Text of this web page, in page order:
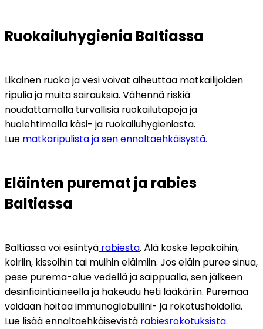
Ruokailuhygienia Baltiassa
Likainen ruoka ja vesi voivat aiheuttaa matkailijoiden
ripulia ja muita sairauksia. Vähennä riskiä
noudattamalla turvallisia ruokailutapoja ja
huolehtimalla käsi- ja ruokailuhygieniasta.
Lue matkaripulista ja sen ennaltaehkäisystä.
Eläinten puremat ja rabies
Baltiassa
Baltiassa voi esiintyä rabiesta. Älä koske lepakoihin,
koiriin, kissoihin tai muihin eläimiin. Jos eläin puree sinua,
pese purema-alue vedellä ja saippualla, sen jälkeen
desinfiointiaineella ja hakeudu heti lääkäriin. Puremaa
voidaan hoitaa immunoglobuliini- ja rokotushoidolla.
Lue lisää ennaltaehkäisevistä rabiesrokotuksista.